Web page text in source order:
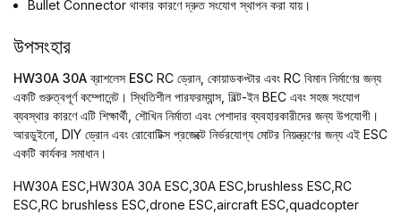
Bullet Connector থাকার কারণে দ্রুত সংযোগ স্থাপন করা যায়।
উপসংহার
HW30A 30A ব্রাশলেস ESC RC ড্রোন, কোয়াডকপ্টার এবং RC বিমান নির্মাণের জন্য
একটি গুরুত্বপূর্ণ কম্পোনেন্ট। স্থিতিশীল পারফরম্যান্স, বিল্ট-ইন BEC এবং সহজ সংযোগ
ব্যবস্থার কারণে এটি শিক্ষার্থী, শৌখিন নির্মাতা এবং পেশাদার ব্যবহারকারীদের জন্য উপযোগী।
আরডুইনো, DIY ড্রোন এবং রোবোটিক্স প্রজেক্টে নির্ভরযোগ্য মোটর নিয়ন্ত্রণের জন্য এই ESC
একটি কার্যকর সমাধান।
HW30A ESC,HW30A 30A ESC,30A ESC,brushless ESC,RC
ESC,RC brushless ESC,drone ESC,aircraft ESC,quadcopter